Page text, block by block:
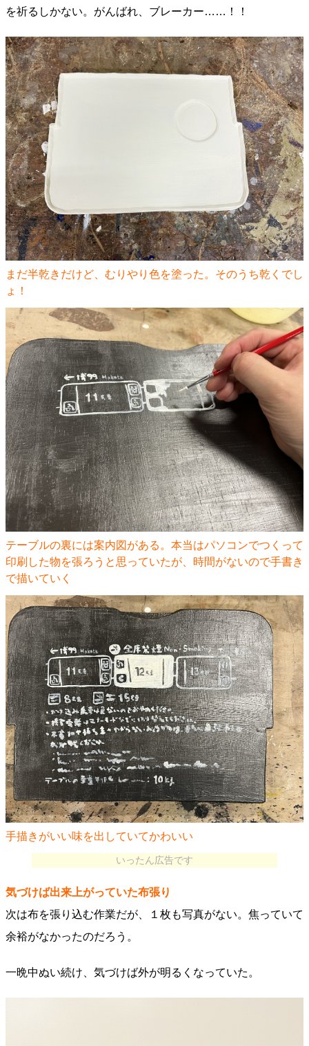
を祈るしかない。がんばれ、ブレーカー……！！
まだ半乾きだけど、むりやり色を塗った。そのうち乾くでし
ょ！
テーブルの裏には案内図がある。本当はパソコンでつくって
印刷した物を張ろうと思っていたが、時間がないので手書き
で描いていく
手描きがいい味を出していてかわいい
いったん広告です
気づけば出来上がっていた布張り
次は布を張り込む作業だが、１枚も写真がない。焦っていて
余裕がなかったのだろう。
一晩中ぬい続け、気づけば外が明るくなっていた。